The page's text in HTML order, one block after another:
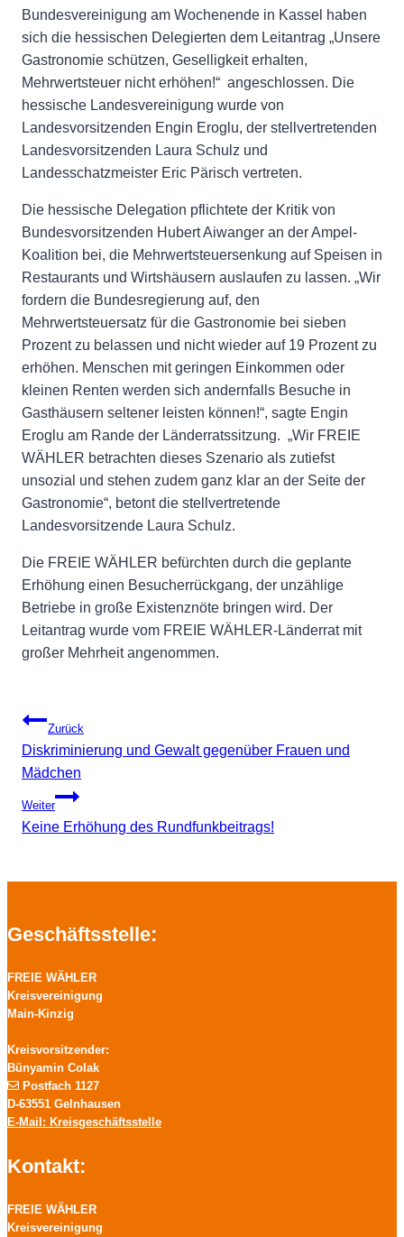
Bundesvereinigung am Wochenende in Kassel haben
sich die hessischen Delegierten dem Leitantrag „Unsere
Gastronomie schützen, Geselligkeit erhalten,
Mehrwertsteuer nicht erhöhen!“ angeschlossen. Die
hessische Landesvereinigung wurde von
Landesvorsitzenden Engin Eroglu, der stellvertretenden
Landesvorsitzenden Laura Schulz und
Landesschatzmeister Eric Pärisch vertreten.
Die hessische Delegation pflichtete der Kritik von
Bundesvorsitzenden Hubert Aiwanger an der Ampel-
Koalition bei, die Mehrwertsteuersenkung auf Speisen in
Restaurants und Wirtshäusern auslaufen zu lassen. „Wir
fordern die Bundesregierung auf, den
Mehrwertsteuersatz für die Gastronomie bei sieben
Prozent zu belassen und nicht wieder auf 19 Prozent zu
erhöhen. Menschen mit geringen Einkommen oder
kleinen Renten werden sich andernfalls Besuche in
Gasthäusern seltener leisten können!“, sagte Engin
Eroglu am Rande der Länderratssitzung. „Wir FREIE
WÄHLER betrachten dieses Szenario als zutiefst
unsozial und stehen zudem ganz klar an der Seite der
Gastronomie“, betont die stellvertretende
Landesvorsitzende Laura Schulz.
Die FREIE WÄHLER befürchten durch die geplante
Erhöhung einen Besucherrückgang, der unzählige
Betriebe in große Existenznöte bringen wird. Der
Leitantrag wurde vom FREIE WÄHLER-Länderrat mit
großer Mehrheit angenommen.
Beitragsnavigation
Zurück
Diskriminierung und Gewalt gegenüber Frauen und
Mädchen
Weiter
Keine Erhöhung des Rundfunkbeitrags!
Geschäftsstelle:
FREIE WÄHLER
Kreisvereinigung
Main-Kinzig
Kreisvorsitzender:
Bünyamin Colak
Postfach 1127
D-63551 Gelnhausen
E-Mail: Kreisgeschäftsstelle
Kontakt:
FREIE WÄHLER
Kreisvereinigung